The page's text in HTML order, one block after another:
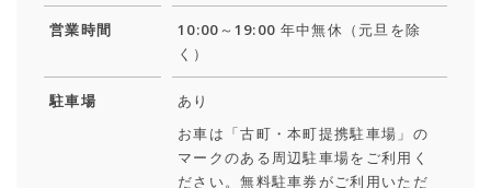
営業時間
10:00～19:00 年中無休（元旦を除
く）
駐車場
あり
お車は「古町・本町提携駐車場」の
マークのある周辺駐車場をご利用く
ださい。無料駐車券がご利用いただ